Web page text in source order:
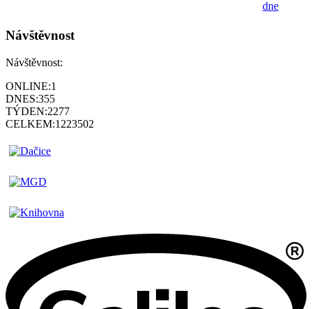
dne
Návštěvnost
Návštěvnost:
ONLINE:1
DNES:355
TÝDEN:2277
CELKEM:1223502